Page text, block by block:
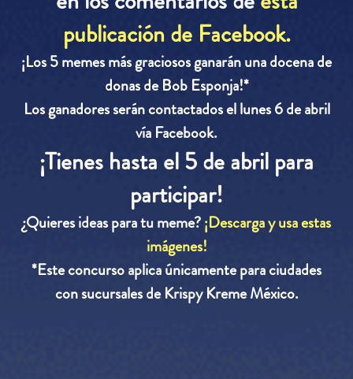
publicación de Facebook.
¡Los 5 memes más graciosos ganarán una docena de
donas de Bob Esponja!*
Los ganadores serán contactados el lunes 6 de abril
vía Facebook.
¡Tienes hasta el 5 de abril para
participar!
¿Quieres ideas para tu meme?¡Descarga y usa estas
imágenes!
*Este concurso aplica únicamente para ciudades
con sucursales de Krispy Kreme México.